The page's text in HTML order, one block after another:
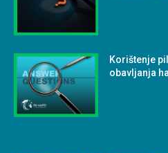
Korištenje
obavljanja